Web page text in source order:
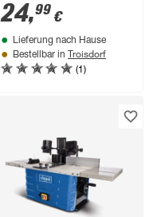
24,99 €
Lieferung nach Hause
Bestellbar in Troisdorf
(1)